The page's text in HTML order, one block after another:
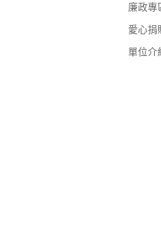
廉政專
愛心捐
單位介